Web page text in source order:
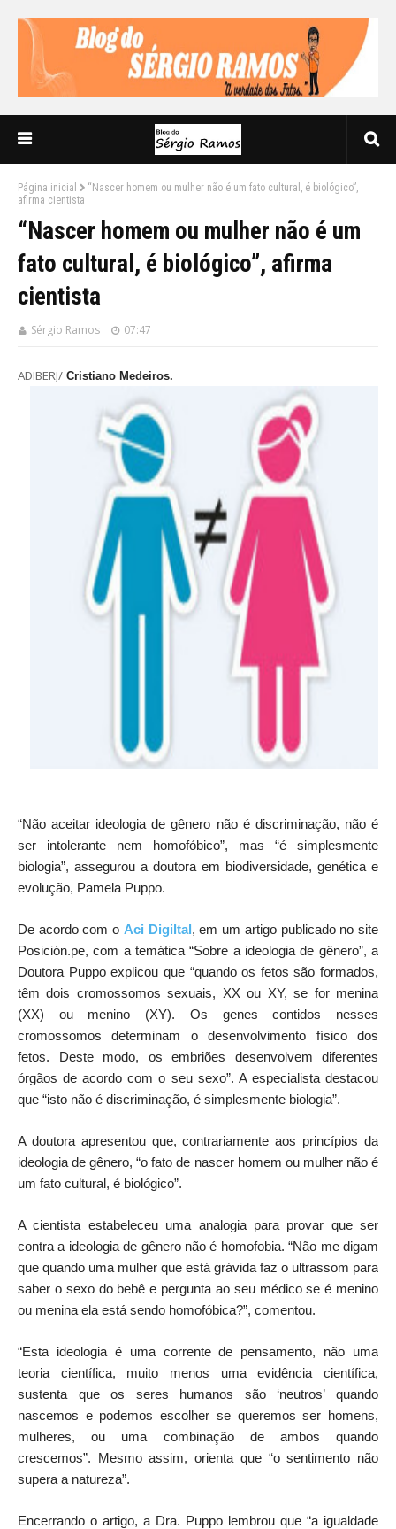
Página inicial
“Nascer homem ou mulher não é um fato cultural, é biológico”,
afirma cientista
“Nascer homem ou mulher não é um
fato cultural, é biológico”, afirma
cientista
Sérgio Ramos 07:47
ADIBERJ/ Cristiano Medeiros.
“Não aceitar ideologia de gênero não é discriminação, não é
ser intolerante nem homofóbico”, mas “é simplesmente
biologia”, assegurou a doutora em biodiversidade, genética e
evolução, Pamela Puppo.
De acordo com o Aci Digiltal , em um artigo publicado no site
Posición.pe, com a temática “Sobre a ideologia de gênero”, a
Doutora Puppo explicou que “quando os fetos são formados,
têm dois cromossomos sexuais, XX ou XY, se for menina
(XX) ou menino (XY). Os genes contidos nesses
cromossomos determinam o desenvolvimento físico dos
fetos. Deste modo, os embriões desenvolvem diferentes
órgãos de acordo com o seu sexo”. A especialista destacou
que “isto não é discriminação, é simplesmente biologia”.
A doutora apresentou que, contrariamente aos princípios da
ideologia de gênero, “o fato de nascer homem ou mulher não é
um fato cultural, é biológico”.
A cientista estabeleceu uma analogia para provar que ser
contra a ideologia de gênero não é homofobia. “Não me digam
que quando uma mulher que está grávida faz o ultrassom para
saber o sexo do bebê e pergunta ao seu médico se é menino
ou menina ela está sendo homofóbica?”, comentou.
“Esta ideologia é uma corrente de pensamento, não uma
teoria científica, muito menos uma evidência científica,
sustenta que os seres humanos são ‘neutros’ quando
nascemos e podemos escolher se queremos ser homens,
mulheres, ou uma combinação de ambos quando
crescemos”. Mesmo assim, orienta que “o sentimento não
supera a natureza”.
Encerrando o artigo, a Dra. Puppo lembrou que “a igualdade